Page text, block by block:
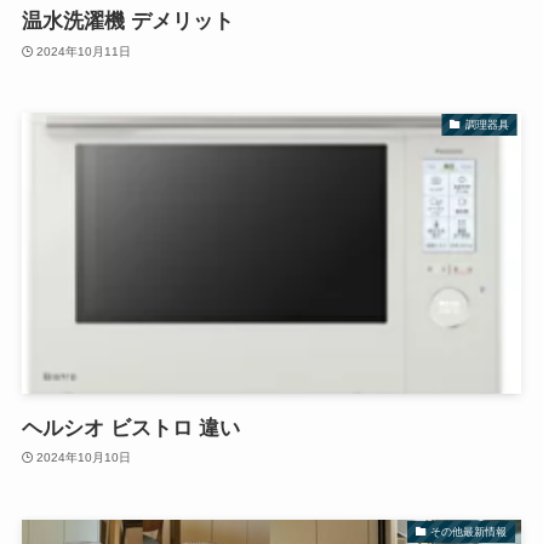
温水洗濯機 デメリット
2024年10月11日
調理器具
ヘルシオ ビストロ 違い
2024年10月10日
その他最新情報